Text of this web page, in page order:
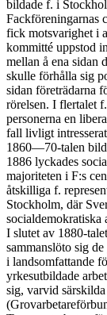
bildade f. i
Fackföreningarnas
fick motsvarighet i
kommitté uppstod
mellan å ena sidan
skulle förhålla sig
sidan företrädarna
rörelsen. I flertalet
personerna en
fall livligt
1860—70-talen
1886 lyckades
majoriteten i F:s
åtskilliga f.
Stockholm, där
socialdemokratiska
I slutet av 1880-
sammanslöto sig
i landsomfattande
yrkesutbildade
sig, varvid